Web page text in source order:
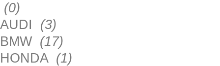
(0)
AUDI (3)
BMW (17)
HONDA (1)